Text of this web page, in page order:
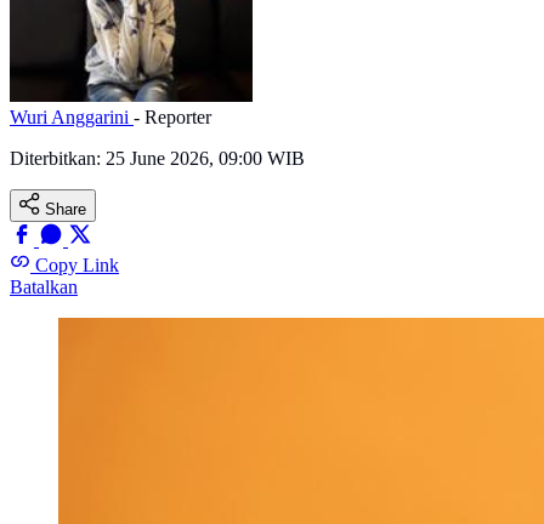
Wuri Anggarini - Reporter
Diterbitkan: 25 June 2026, 09:00 WIB
Share
Copy Link
Batalkan